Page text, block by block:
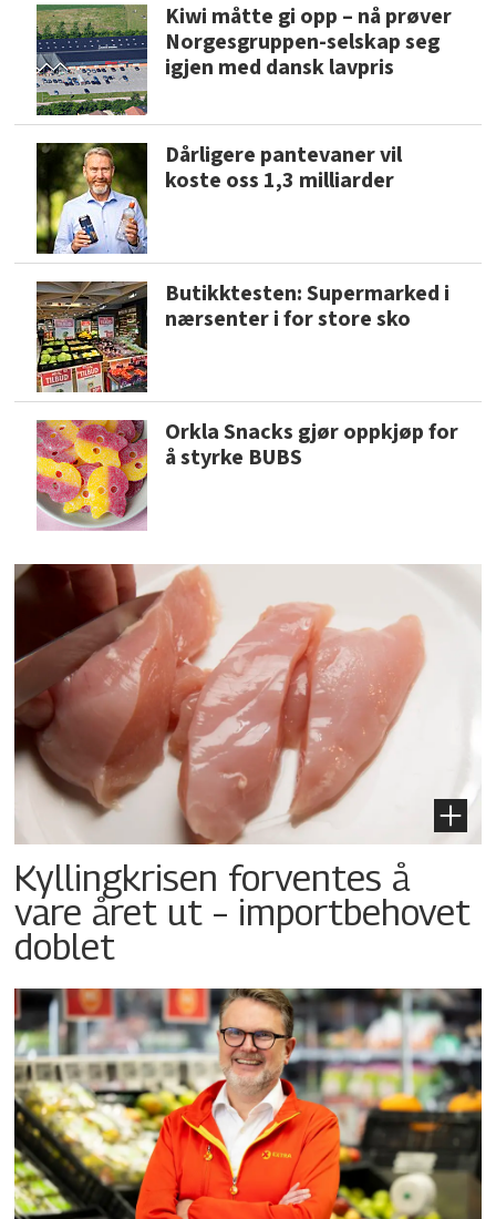
Kiwi måtte gi opp – nå prøver
Norgesgruppen-selskap seg
igjen med dansk lavpris
Dårligere pantevaner vil
koste oss 1,3 milliarder
Butikktesten: Supermarked i
nærsenter i for store sko
Orkla Snacks gjør oppkjøp for
å styrke BUBS
Kyllingkrisen forventes å
vare året ut – importbehovet
doblet